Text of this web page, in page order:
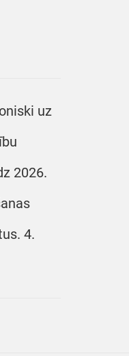
uz
2026.
4.